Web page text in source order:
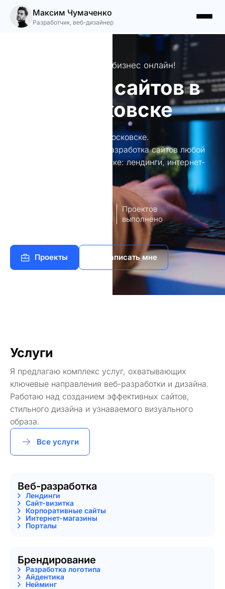
Максим Чумаченко
Разработчик, веб-дизайнер
Разработка сайтов: ваш бизнес онлайн!
Создание сайтов в
Новомосковске
Создание сайтов в Новомосковске.
Профессиональная веб-разработка сайтов любой
сложности в Новомосковске: лендинги, интернет-
Проектов
выполнено
Проекты Написать мне
Услуги
Я предлагаю комплекс услуг, охватывающих
ключевые направления веб-разработки и дизайна.
Работаю над созданием эффективных сайтов,
стильного дизайна и узнаваемого визуального
образа.
Все услуги
Веб-разработка
Лендинги
Сайт-визитка
Корпоративные сайты
Интернет-магазины
Порталы
Брендирование
Разработка логотипа
Айдентика
Нейминг